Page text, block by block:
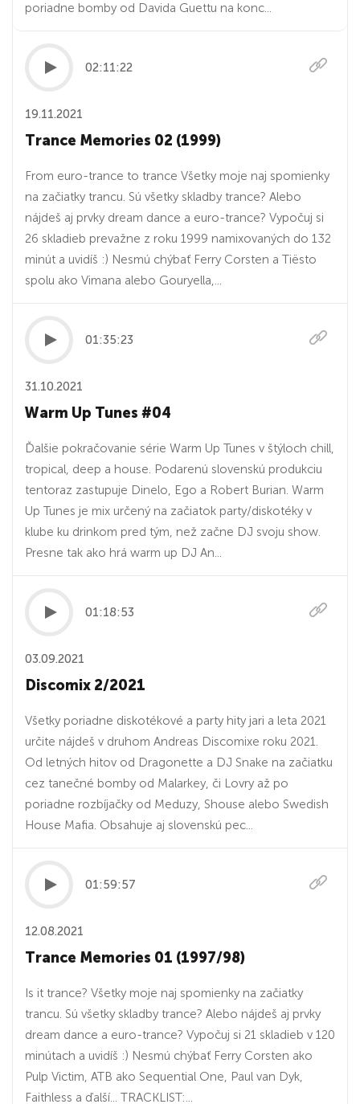
poriadne bomby od Davida Guettu na konc...
02:11:22
19.11.2021
Trance Memories 02 (1999)
From euro-trance to trance Všetky moje naj spomienky
na začiatky trancu. Sú všetky skladby trance? Alebo
nájdeš aj prvky dream dance a euro-trance? Vypočuj si
26 skladieb prevažne z roku 1999 namixovaných do 132
minút a uvidíš :) Nesmú chýbať Ferry Corsten a Tiësto
spolu ako Vimana alebo Gouryella,...
01:35:23
31.10.2021
Warm Up Tunes #04
Ďalšie pokračovanie série Warm Up Tunes v štýloch chill,
tropical, deep a house. Podarenú slovenskú produkciu
tentoraz zastupuje Dinelo, Ego a Robert Burian. Warm
Up Tunes je mix určený na začiatok party/diskotéky v
klube ku drinkom pred tým, než začne DJ svoju show.
Presne tak ako hrá warm up DJ An...
01:18:53
03.09.2021
Discomix 2/2021
Všetky poriadne diskotékové a party hity jari a leta 2021
určite nájdeš v druhom Andreas Discomixe roku 2021.
Od letných hitov od Dragonette a DJ Snake na začiatku
cez tanečné bomby od Malarkey, či Lovry až po
poriadne rozbíjačky od Meduzy, Shouse alebo Swedish
House Mafia. Obsahuje aj slovenskú pec...
01:59:57
12.08.2021
Trance Memories 01 (1997/98)
Is it trance? Všetky moje naj spomienky na začiatky
trancu. Sú všetky skladby trance? Alebo nájdeš aj prvky
dream dance a euro-trance? Vypočuj si 21 skladieb v 120
minútach a uvidíš :) Nesmú chýbať Ferry Corsten ako
Pulp Victim, ATB ako Sequential One, Paul van Dyk,
Faithless a ďalší... TRACKLIST:...